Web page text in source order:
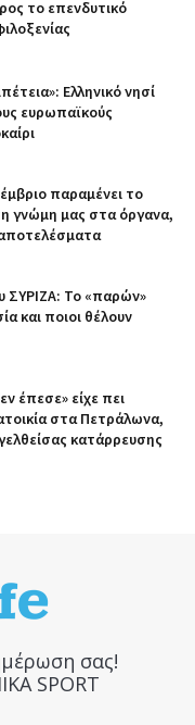
το επενδυτικό
Ελληνικό νησί
ευρωπαϊκούς
παραμένει το
γνώμη μας στα όργανα,
ΣΥΡΙΖΑ: Το «παρών»
και ποιοι θέλουν
έπεσε» είχε πει
στα Πετράλωνα,
κατάρρευσης
σας!
SPORT